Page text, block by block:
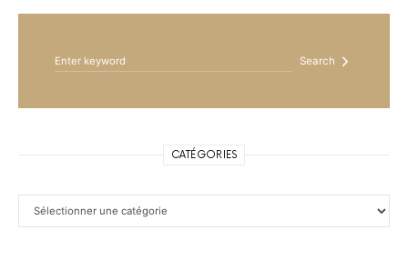
Search
CATÉGORIES